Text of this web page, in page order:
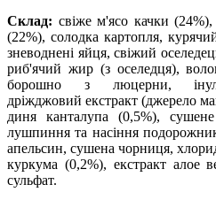
Склад: свіже м'ясо качки (24%),
(22%), солодка картопля,
зневоднені яйця, свіжий
риб'ячий жир (з оселедця),
борошно з люцерни,
дріжджовий екстракт (джерело
диня канталупа (0,5%),
лушпиння та насіння
апельсин, сушена чорниця,
куркума (0,2%), екстракт алое
сульфат.